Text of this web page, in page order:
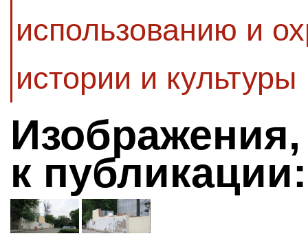
использованию и
истории и культуры
к публикации: